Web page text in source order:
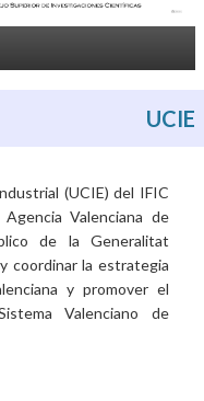
UCIE
(UCIE) del IFIC
Valenciana de
de la Generalitat
coordinar la estrategia
y promover el
Valenciano de